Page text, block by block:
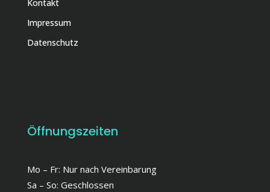
Kontakt
Impressum
Datenschutz
Öffnungszeiten
Mo – Fr: Nur nach Vereinbarung
Sa – So: Geschlossen